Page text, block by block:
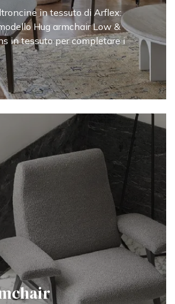
in tessuto di Arflex:
Hug armchair Low &
in tessuto per completare i